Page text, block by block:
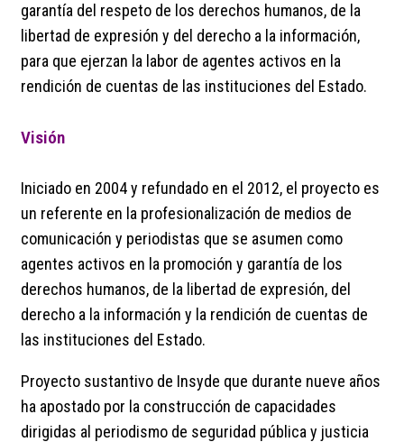
garantía del respeto de los derechos humanos, de la
libertad de expresión y del derecho a la información,
para que ejerzan la labor de agentes activos en la
rendición de cuentas de las instituciones del Estado.
Visión
Iniciado en 2004 y refundado en el 2012, el proyecto es
un referente en la profesionalización de medios de
comunicación y periodistas que se asumen como
agentes activos en la promoción y garantía de los
derechos humanos, de la libertad de expresión, del
derecho a la información y la rendición de cuentas de
las instituciones del Estado.
Proyecto sustantivo de Insyde que durante nueve años
ha apostado por la construcción de capacidades
dirigidas al periodismo de seguridad pública y justicia